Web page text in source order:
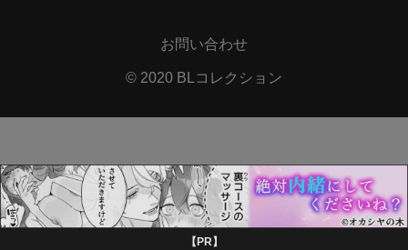
お問い合わせ
© 2020 BLコレクション